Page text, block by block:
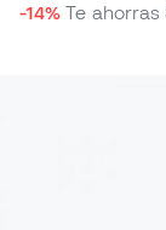
-14% Te ahorras